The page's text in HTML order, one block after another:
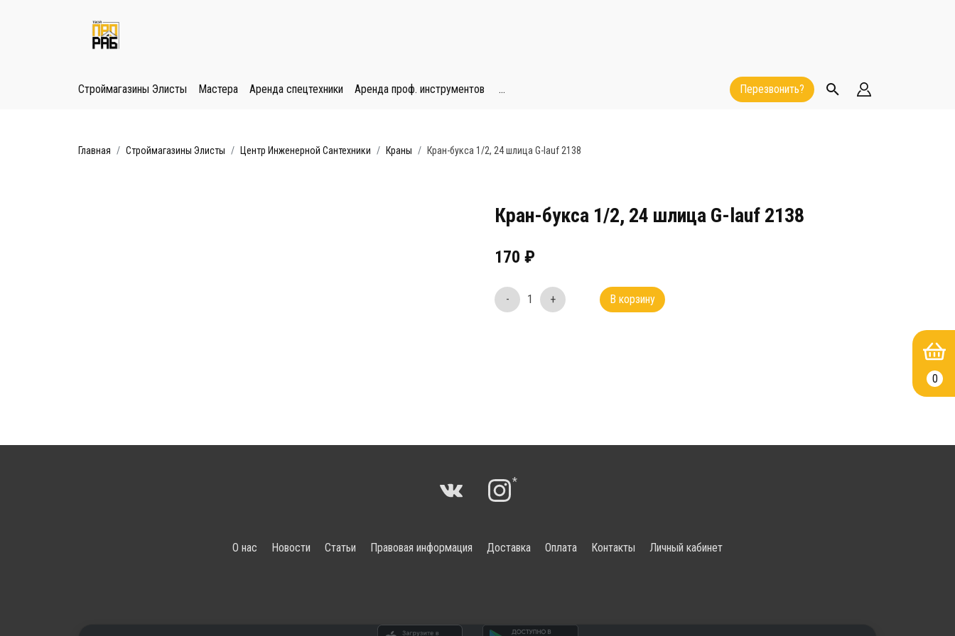
Строймагазины Элисты Мастера Аренда спецтехники Аренда проф. инструментов ... Перезвонить?
Главная Строймагазины Элисты Центр Инженерной Сантехники Краны Кран-букса 1/2, 24 шлица G-lauf 2138
Кран-букса 1/2, 24 шлица G-lauf 2138
170 ₽
- 1 + В корзину
*
О нас Новости Статьи Правовая информация Доставка Оплата Контакты Личный кабинет
0